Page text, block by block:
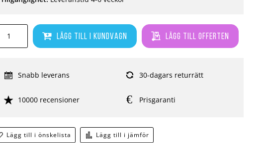
Lägg till i kundvagn Lägg till offerten
Lägg till i önskelista Lägg till i jämför
Snabb leverans 30-dagars returrätt
10000 recensioner Prisgaranti